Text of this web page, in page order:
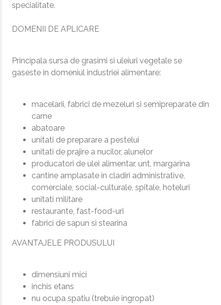
specialitate.
DOMENII DE APLICARE
Principala sursa de grasimi si uleiuri vegetale se
gaseste in domeniul industriei alimentare:
macelarii, fabrici de mezeluri si semipreparate din
carne
abatoare
unitati de preparare a pestelui
unitati de prajire a nucilor, alunelor
producatori de ulei alimentar, unt, margarina
cantine amplasate in cladiri administrative,
comerciale, social-culturale, spitale, hoteluri
unitati militare
restaurante, fast-food-uri
fabrici de sapun si stearina
AVANTAJELE PRODUSULUI
dimensiuni mici
inchis etans
nu ocupa spatiu (trebuie ingropat)